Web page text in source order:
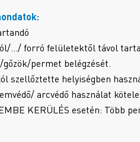
…/ forró felületektől távol
permet belégzését.
szellőztette helyiségben
arcvédő használat
KERÜLÉS esetén: Több